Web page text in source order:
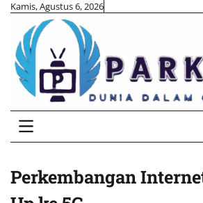
Skip
content
Kamis, Agustus 6, 2026
Perkembangan